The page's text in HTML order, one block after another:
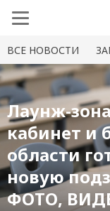
ВСЕ НОВОСТИ
Лаунж-
кабинет и
области
новую
ФОТО,